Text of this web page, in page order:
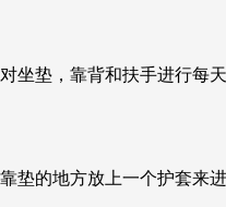
垫，靠背和扶手进行每
的地方放上一个护套来